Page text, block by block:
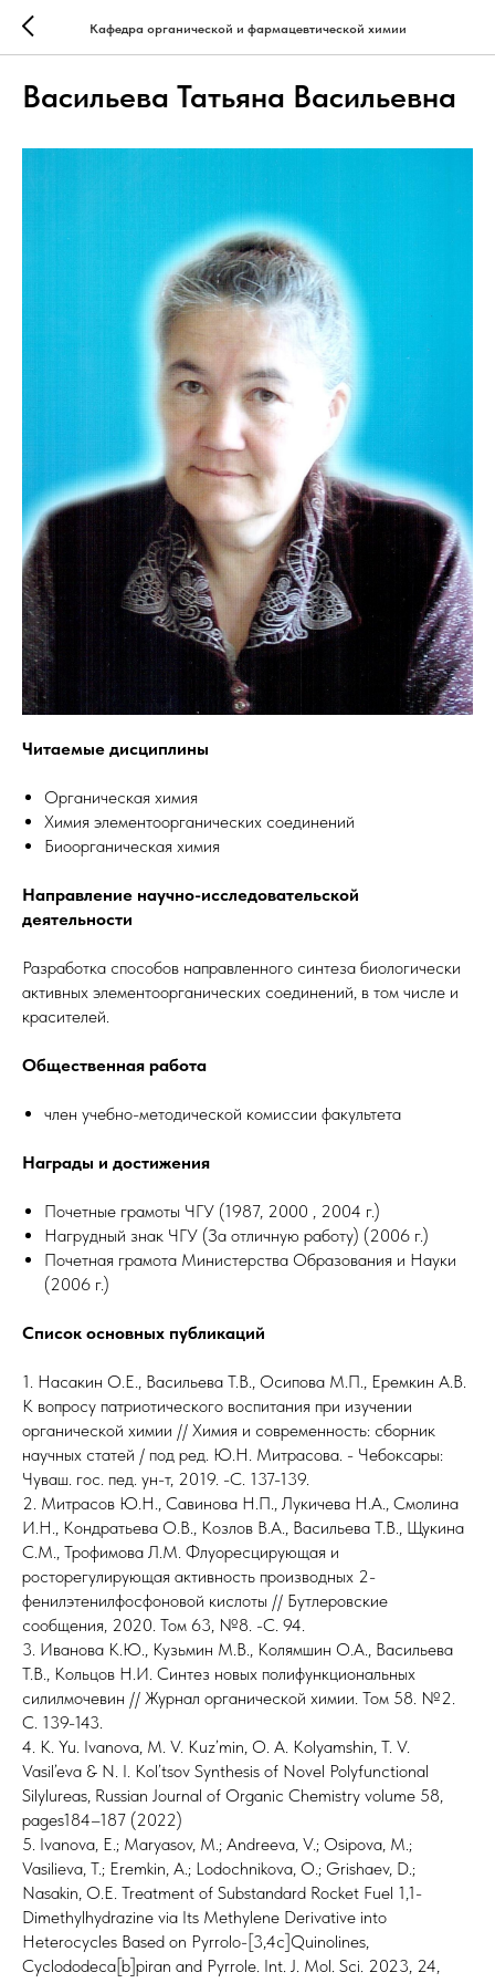
Кафедра органической и фармацевтической химии
Васильева Татьяна Васильевна
Читаемые дисциплины
Органическая химия
Химия элементоорганических соединений
Биоорганическая химия
Направление научно-исследовательской
деятельности
Разработка способов направленного синтеза биологически
активных элементоорганических соединений, в том числе и
красителей.
Общественная работа
член учебно-методической комиссии факультета
Награды и достижения
Почетные грамоты ЧГУ (1987, 2000 , 2004 г.)
Нагрудный знак ЧГУ (За отличную работу) (2006 г.)
Почетная грамота Министерства Образования и Науки
(2006 г.)
Список основных публикаций
1. Насакин О.Е., Васильева Т.В., Осипова М.П., Еремкин А.В.
К вопросу патриотического воспитания при изучении
органической химии // Химия и современность: сборник
научных статей / под ред. Ю.Н. Митрасова. - Чебоксары:
Чуваш. гос. пед. ун-т, 2019. -С. 137-139.
2. Митрасов Ю.Н., Савинова Н.П., Лукичева Н.А., Смолина
И.Н., Кондратьева О.В., Козлов В.А., Васильева Т.В., Щукина
С.М., Трофимова Л.М. Флуоресцирующая и
росторегулирующая активность производных 2-
фенилэтенилфосфоновой кислоты // Бутлеровские
сообщения, 2020. Том 63, №8. -С. 94.
3. Иванова К.Ю., Кузьмин М.В., Колямшин О.А., Васильева
Т.В., Кольцов Н.И. Синтез новых полифункциональных
силилмочевин // Журнал органической химии. Том 58. №2.
С. 139-143.
4. K. Yu. Ivanova, M. V. Kuz’min, O. A. Kolyamshin, T. V.
Vasil’eva & N. I. Kol’tsov Synthesis of Novel Polyfunctional
Silylureas, Russian Journal of Organic Chemistry volume 58,
pages184–187 (2022)
5. Ivanova, E.; Maryasov, M.; Andreeva, V.; Osipova, M.;
Vasilieva, T.; Eremkin, A.; Lodochnikova, O.; Grishaev, D.;
Nasakin, O.E. Treatment of Substandard Rocket Fuel 1,1-
Dimethylhydrazine via Its Methylene Derivative into
Heterocycles Based on Pyrrolo-[3,4c]Quinolines,
Cyclododeca[b]piran and Pyrrole. Int. J. Mol. Sci. 2023, 24,